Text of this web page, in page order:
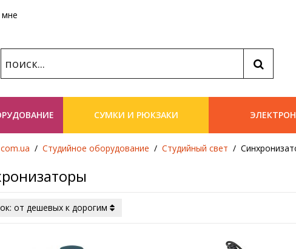
Поиск
СУМКИ И РЮКЗАКИ
Студийное оборудование Студийный свет
от дешевых к дорогим